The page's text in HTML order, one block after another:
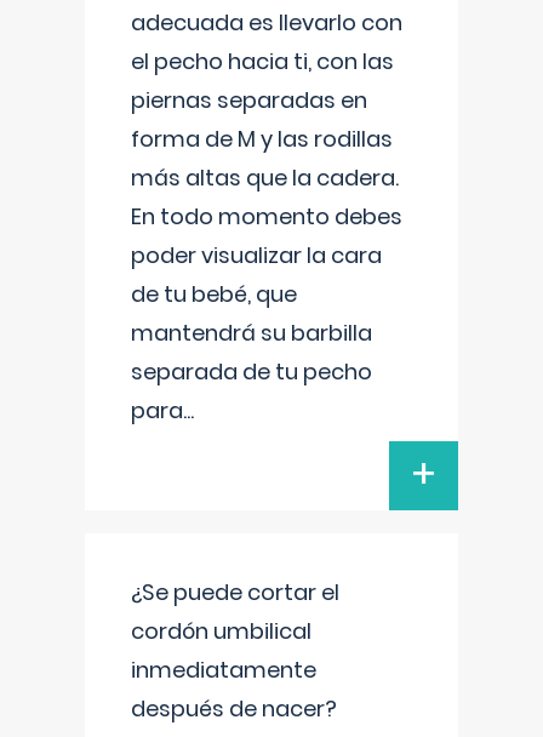
adecuada es llevarlo con
el pecho hacia ti, con las
piernas separadas en
forma de M y las rodillas
más altas que la cadera.
En todo momento debes
poder visualizar la cara
de tu bebé, que
mantendrá su barbilla
separada de tu pecho
para...
+
¿Se puede cortar el
cordón umbilical
inmediatamente
después de nacer?